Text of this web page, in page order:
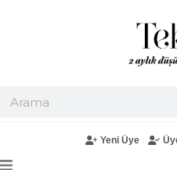
Yeni Üye